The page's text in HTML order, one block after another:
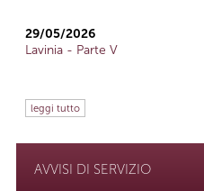
29/05/2026
Lavinia - Parte V
leggi tutto
AVVISI DI SERVIZIO